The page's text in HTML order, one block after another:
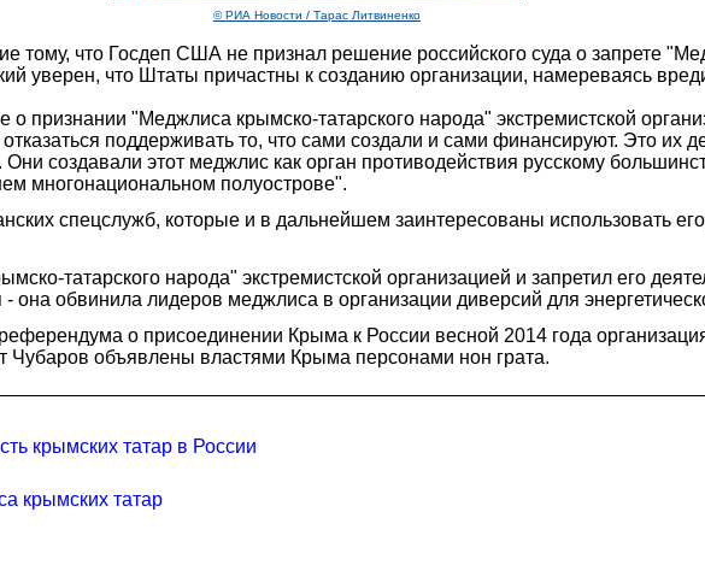
© РИА Новости / Тарас Литвиненко
тому, что Госдеп США не признал решение российского суда о запрете
уверен, что Штаты причастны к созданию организации, намереваясь
признании "Меджлиса крымско-татарского народа" экстремистской
отказаться поддерживать то, что сами создали и сами финансируют. Это их
создавали этот меджлис как орган противодействия русскому
многонациональном полуострове".
спецслужб, которые и в дальнейшем заинтересованы использовать
татарского народа" экстремистской организацией и запретил его
она обвинила лидеров меджлиса в организации диверсий для
о присоединении Крыма к России весной 2014 года
объявлены властями Крыма персонами нон грата.
крымских татар в России
крымских татар